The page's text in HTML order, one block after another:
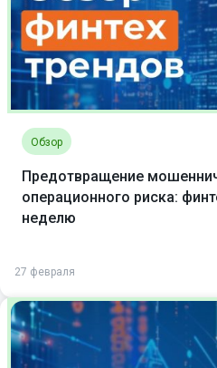
Обзор
Предотвращение
операционного риска:
неделю
27 февраля